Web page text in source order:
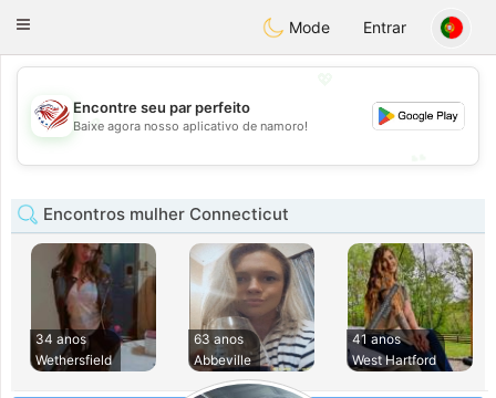
Dating
Toggle
Mode Entrar
💖
💕
Encontre seu par perfeito
Baixe agora nosso aplicativo de namoro!
Encontros mulher Connecticut
34 anos
Wethersfield
63 anos
Abbeville
41 anos
West Hartford